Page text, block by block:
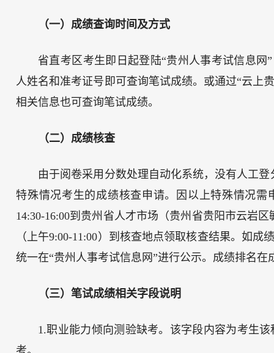
（一）成绩查询时间及方式
省直考区考生即日起登陆“贵州人事考试信息网
人姓名和准考证号即可查询笔试成绩。或通过“云上
相关信息也可查询笔试成绩。
（二）成绩核查
由于阅卷采用分数处理自动化系统，没有人工
特殊情况考生的成绩核查申请。因以上特殊情况需
14:30-16:00到贵州省人才市场（贵州省贵阳市云岩
（上午9:00-11:00）到核查地点领取核查结果。如
统一在“贵州人事考试信息网”进行公示。成绩排名在
（三）笔试成绩相关字段说明
1.职业能力倾向测验缺考。该字段内容为考生